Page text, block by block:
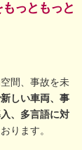
っともっと
間、事故を未
しい車両、事
、多言語に対
ります。